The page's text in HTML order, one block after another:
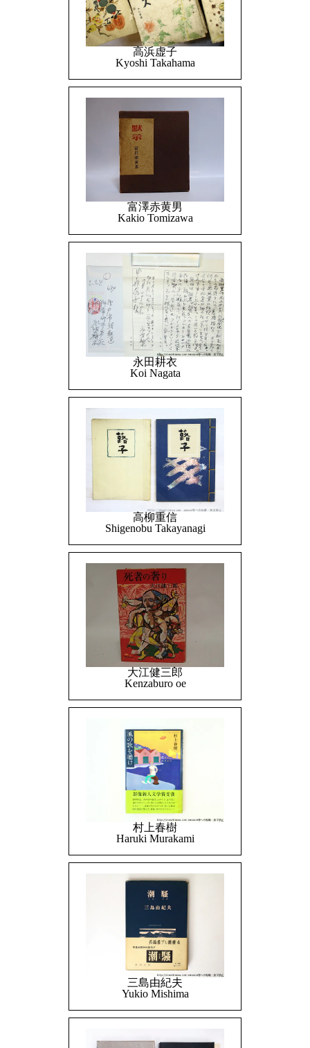
高浜虚子
Kyoshi Takahama
富澤赤黄男
Kakio Tomizawa
永田耕衣
Koi Nagata
高柳重信
Shigenobu Takayanagi
大江健三郎
Kenzaburo oe
村上春樹
Haruki Murakami
三島由紀夫
Yukio Mishima